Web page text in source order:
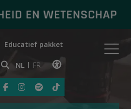
Educatief pakket
NL FR
Klik op deze link om